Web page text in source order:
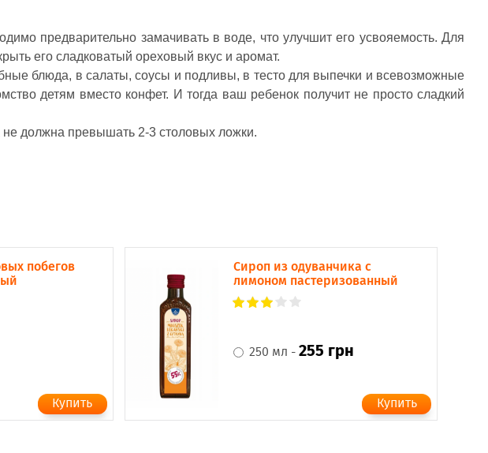
предварительно замачивать в воде, что улучшит его усвояемость. Для
его сладковатый ореховый вкус и аромат.
блюда, в салаты, соусы и подливы, в тесто для выпечки и всевозможные
детям вместо конфет. И тогда ваш ребенок получит не просто сладкий
не должна превышать 2-3 столовых ложки.
побегов
Сироп из одуванчика с
лимоном пастеризованный
250 мл -255 грн